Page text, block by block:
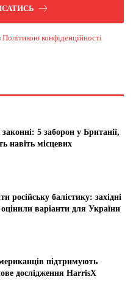
Політикою конфіденційності
5 заборон у Британії,
навіть місцевих
російську балістику: західні
варіанти для України
підтримують
дослідження HarrisX